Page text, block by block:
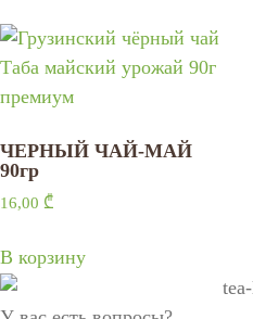
ЧЕРНЫЙ ЧАЙ-МАЙ
90гр
16,00 ₾
В корзину